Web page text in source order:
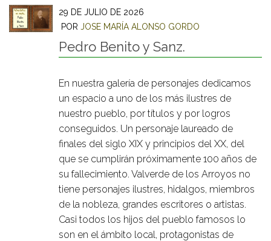
29 DE JULIO DE 2026
POR JOSE MARÍA ALONSO GORDO
Pedro Benito y Sanz.
En nuestra galería de personajes dedicamos
un espacio a uno de los más ilustres de
nuestro pueblo, por títulos y por logros
conseguidos. Un personaje laureado de
finales del siglo XIX y principios del XX, del
que se cumplirán próximamente 100 años de
su fallecimiento. Valverde de los Arroyos no
tiene personajes ilustres, hidalgos, miembros
de la nobleza, grandes escritores o artistas.
Casi todos los hijos del pueblo famosos lo
son en el ámbito local, protagonistas de